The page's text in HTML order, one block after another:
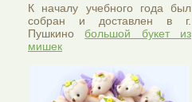
К началу учебного года был
собран и доставлен в г.
Пушкинобольшой букет из
мишек